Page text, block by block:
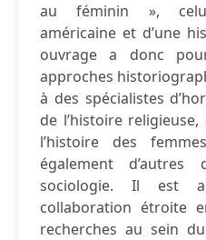
au féminin »,
américaine et d’une
ouvrage a donc
approches
à des spécialistes
de l’histoire
l’histoire des
également d’autres
sociologie. Il est
collaboration étroite
recherches au sein